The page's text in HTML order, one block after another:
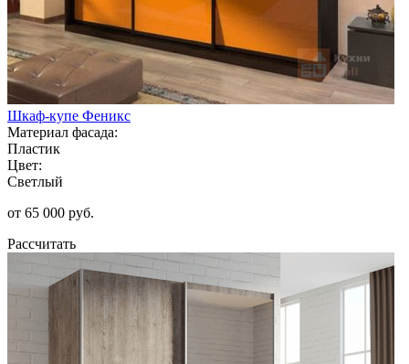
Шкаф-купе Феникс
Материал фасада:
Пластик
Цвет:
Светлый
от 65 000 руб.
Рассчитать